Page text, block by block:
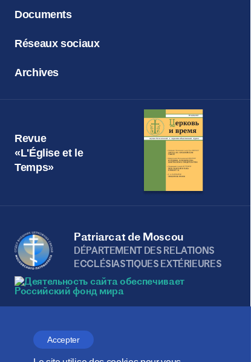
Accepter
Documents
Réseaux sociaux
Archives
Revue
«L'Église et le
Temps»
Patriarcat de Moscou
DÉPARTEMENT DES RELATIONS
ECCLÉSIASTIQUES EXTÉRIEURES
Фонда поддержки христианской
культуры и наследия